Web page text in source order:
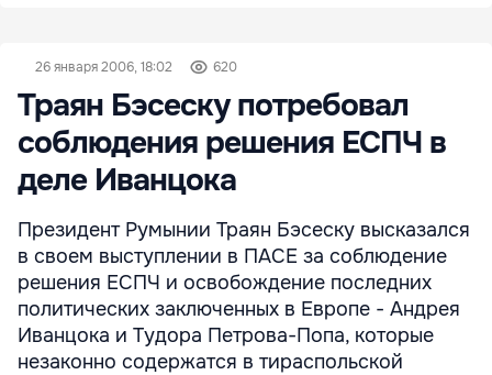
26 января 2006, 18:02 620
Траян Бэсеску потребовал
соблюдения решения ЕСПЧ в
деле Иванцока
Президент Румынии Траян Бэсеску высказался
в своем выступлении в ПАСЕ за соблюдение
решения ЕСПЧ и освобождение последних
политических заключенных в Европе - Андрея
Иванцока и Тудора Петрова-Попа, которые
незаконно содержатся в тираспольской